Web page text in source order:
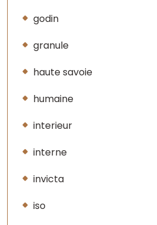
godin
granule
haute savoie
humaine
interieur
interne
invicta
iso